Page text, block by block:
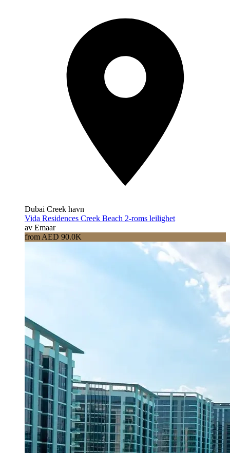
Dubai Creek havn
Vida Residences Creek Beach 2-roms leilighet
av Emaar
from AED 90.0K